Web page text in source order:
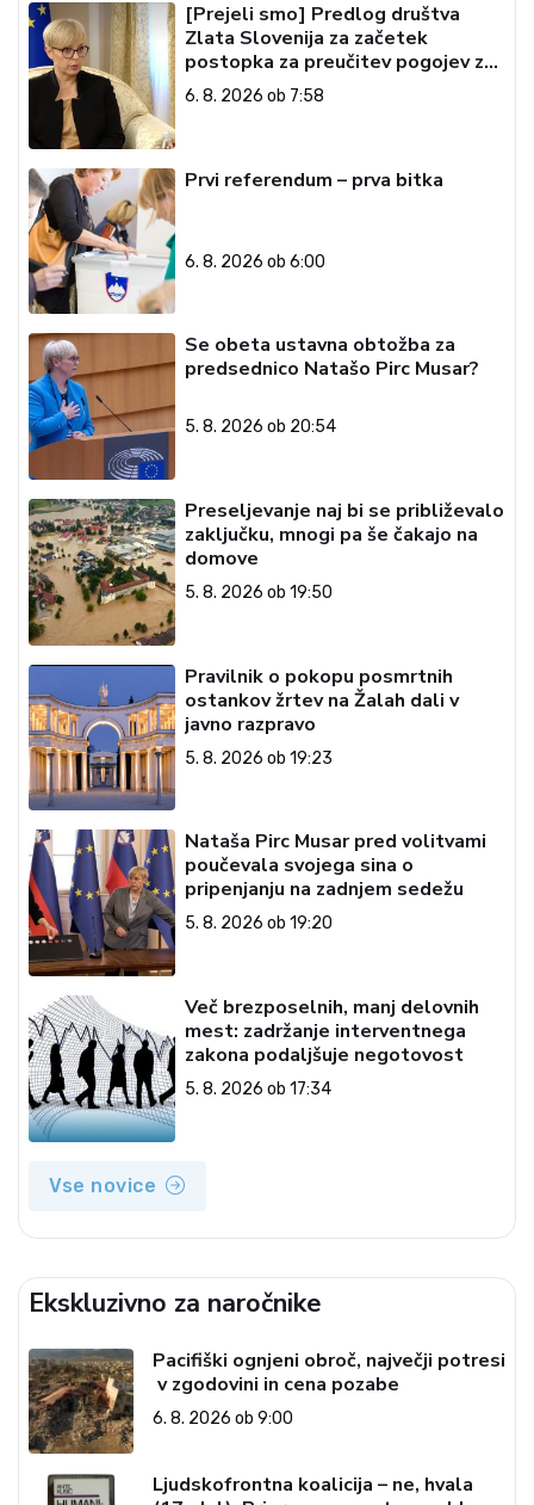
[Prejeli smo] Predlog društva
Zlata Slovenija za začetek
postopka za preučitev pogojev za
ustavno obtožbo predsednice
Republike Slovenije
6. 8. 2026 ob 7:58
Prvi referendum – prva bitka
6. 8. 2026 ob 6:00
Se obeta ustavna obtožba za
predsednico Natašo Pirc Musar?
5. 8. 2026 ob 20:54
Preseljevanje naj bi se približevalo
zaključku, mnogi pa še čakajo na
domove
5. 8. 2026 ob 19:50
Pravilnik o pokopu posmrtnih
ostankov žrtev na Žalah dali v
javno razpravo
5. 8. 2026 ob 19:23
Nataša Pirc Musar pred volitvami
poučevala svojega sina o
pripenjanju na zadnjem sedežu
5. 8. 2026 ob 19:20
Več brezposelnih, manj delovnih
mest: zadržanje interventnega
zakona podaljšuje negotovost
5. 8. 2026 ob 17:34
Vse novice
Ekskluzivno za naročnike
Pacifiški ognjeni obroč, največji potresi
v zgodovini in cena pozabe
6. 8. 2026 ob 9:00
Ljudskofrontna koalicija – ne, hvala